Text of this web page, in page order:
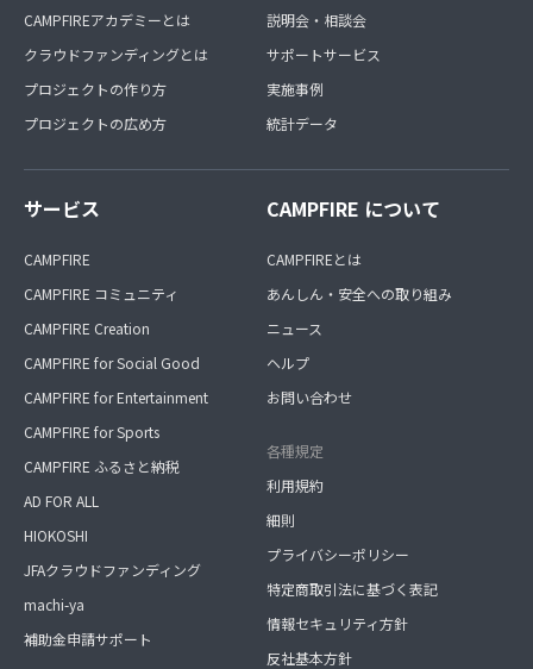
CAMPFIREアカデミーとは
クラウドファンディングとは
プロジェクトの作り方
プロジェクトの広め方
説明会・相談会
サポートサービス
実施事例
統計データ
サービス
CAMPFIRE
CAMPFIRE コミュニティ
CAMPFIRE Creation
CAMPFIRE for Social Good
CAMPFIRE for Entertainment
CAMPFIRE for Sports
CAMPFIRE ふるさと納税
AD FOR ALL
HIOKOSHI
JFAクラウドファンディング
machi-ya
補助金申請サポート
CAMPFIRE について
CAMPFIREとは
あんしん・安全への取り組み
ニュース
ヘルプ
お問い合わせ
各種規定
利用規約
細則
プライバシーポリシー
特定商取引法に基づく表記
情報セキュリティ方針
反社基本方針